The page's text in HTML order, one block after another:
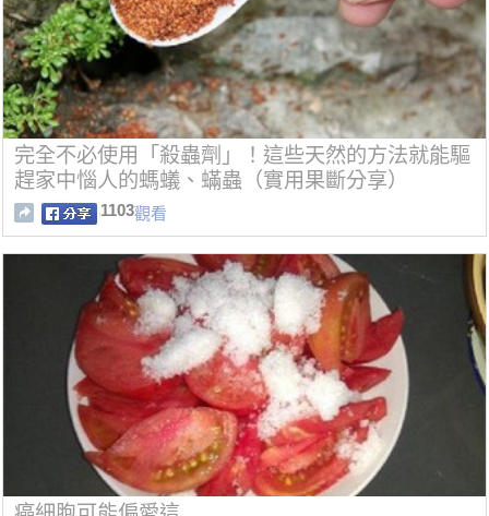
完全不必使用「殺蟲劑」！這些天然的方法就能驅
趕家中惱人的螞蟻、蟎蟲（實用果斷分享）
1103觀看